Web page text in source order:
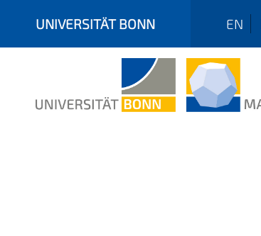
UNIVERSITÄT BONN EN